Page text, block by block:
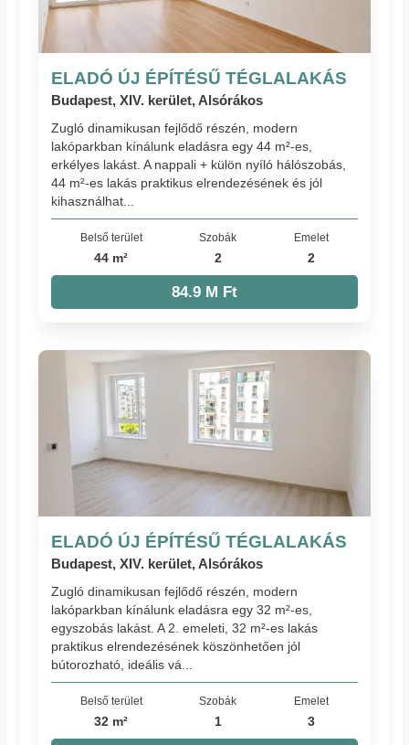
ELADÓ ÚJ ÉPÍTÉSŰ TÉGLALAKÁS
Budapest, XIV. kerület, Alsórákos
Zugló dinamikusan fejlődő részén, modern
lakóparkban kínálunk eladásra egy 44 m²-es,
erkélyes lakást. A nappali + külön nyíló hálószobás,
44 m²-es lakás praktikus elrendezésének és jól
kihasználhat...
Belső terület
44 m²
Szobák
2
Emelet
2
84.9 M Ft
ELADÓ ÚJ ÉPÍTÉSŰ TÉGLALAKÁS
Budapest, XIV. kerület, Alsórákos
Zugló dinamikusan fejlődő részén, modern
lakóparkban kínálunk eladásra egy 32 m²-es,
egyszobás lakást. A 2. emeleti, 32 m²-es lakás
praktikus elrendezésének köszönhetően jól
bútorozható, ideális vá...
Belső terület
32 m²
Szobák
1
Emelet
3